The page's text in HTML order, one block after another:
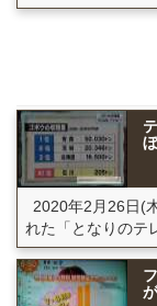
2020年2月26日(
れた「となりのテ